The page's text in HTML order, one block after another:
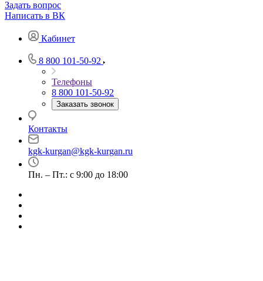
Задать вопрос
Написать в ВК
Кабинет
8 800 101-50-92
Телефоны
8 800 101-50-92
Заказать звонок
Контакты
kgk-kurgan@kgk-kurgan.ru
Пн. – Пт.: с 9:00 до 18:00